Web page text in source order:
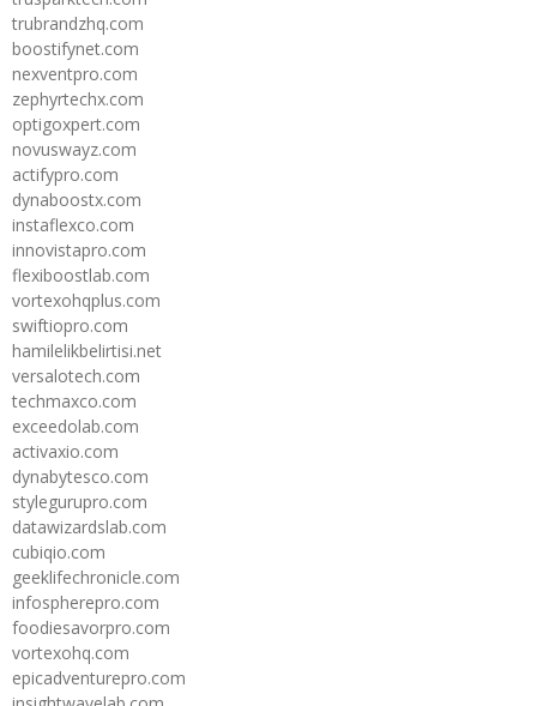
trubrandzhq.com
boostifynet.com
nexventpro.com
zephyrtechx.com
optigoxpert.com
novuswayz.com
actifypro.com
dynaboostx.com
instaflexco.com
innovistapro.com
flexiboostlab.com
vortexohqplus.com
swiftiopro.com
hamilelikbelirtisi.net
versalotech.com
techmaxco.com
exceedolab.com
activaxio.com
dynabytesco.com
stylegurupro.com
datawizardslab.com
cubiqio.com
geeklifechronicle.com
infospherepro.com
foodiesavorpro.com
vortexohq.com
epicadventurepro.com